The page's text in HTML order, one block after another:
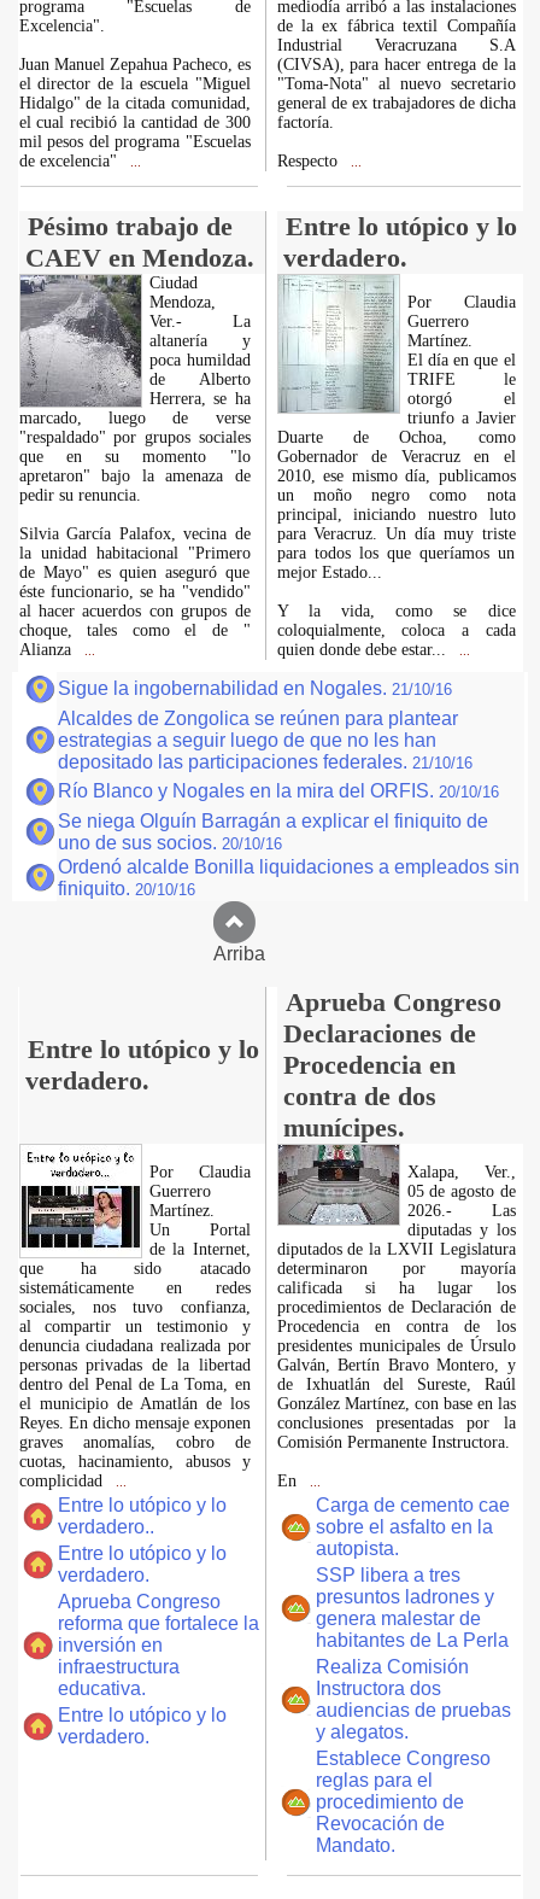
programa "Escuelas de
Excelencia".
Juan Manuel Zepahua Pacheco, es
el director de la escuela "Miguel
Hidalgo" de la citada comunidad,
el cual recibió la cantidad de 300
mil pesos del programa "Escuelas
de excelencia"
mediodía arribó a las instalaciones
de la ex fábrica textil Compañía
Industrial Veracruzana S.A
(CIVSA), para hacer entrega de la
"Toma-Nota" al nuevo secretario
general de ex trabajadores de dicha
factoría.
Respecto
Pésimo trabajo de
CAEV en Mendoza.
Entre lo utópico y lo
verdadero.
Ciudad
Mendoza,
Ver.- La
altanería y
poca humildad
de Alberto
Herrera, se ha
marcado, luego de verse
"respaldado" por grupos sociales
que en su momento "lo
apretaron" bajo la amenaza de
pedir su renuncia.
Silvia García Palafox, vecina de
la unidad habitacional "Primero
de Mayo" es quien aseguró que
éste funcionario, se ha "vendido"
al hacer acuerdos con grupos de
choque, tales como el de "
Alianza
Por Claudia
Guerrero
Martínez.
El día en que el
TRIFE le
otorgó el
triunfo a Javier
Duarte de Ochoa, como
Gobernador de Veracruz en el
2010, ese mismo día, publicamos
un moño negro como nota
principal, iniciando nuestro luto
para Veracruz. Un día muy triste
para todos los que queríamos un
mejor Estado...
Y la vida, como se dice
coloquialmente, coloca a cada
quien donde debe estar...
Sigue la ingobernabilidad en Nogales. 21/10/16
Alcaldes de Zongolica se reúnen para plantear
estrategias a seguir luego de que no les han
depositado las participaciones federales. 21/10/16
Río Blanco y Nogales en la mira del ORFIS. 20/10/16
Se niega Olguín Barragán a explicar el finiquito de
uno de sus socios. 20/10/16
Ordenó alcalde Bonilla liquidaciones a empleados sin
finiquito. 20/10/16
Arriba
Entre lo utópico y lo
verdadero.
Aprueba Congreso
Declaraciones de
Procedencia en
contra de dos
munícipes.
Por Claudia
Guerrero
Martínez.
​Un Portal
de la Internet,
que ha sido atacado
sistemáticamente en redes
sociales, nos tuvo confianza,
al compartir un testimonio y
denuncia ciudadana realizada por
personas privadas de la libertad
dentro del Penal de La Toma, en
el municipio de Amatlán de los
Reyes. En dicho mensaje exponen
graves anomalías, cobro de
cuotas, hacinamiento, abusos y
complicidad
Entre lo utópico y lo
verdadero..
Entre lo utópico y lo
verdadero.
Aprueba Congreso
reforma que fortalece la
inversión en
infraestructura
educativa.
Entre lo utópico y lo
verdadero.
Xalapa, Ver.,
05 de agosto de
2026.- Las
diputadas y los
diputados de la LXVII Legislatura
determinaron por mayoría
calificada si ha lugar los
procedimientos de Declaración de
Procedencia en contra de los
presidentes municipales de Úrsulo
Galván, Bertín Bravo Montero, y
de Ixhuatlán del Sureste, Raúl
González Martínez, con base en las
conclusiones presentadas por la
Comisión Permanente Instructora.
En
Carga de cemento cae
sobre el asfalto en la
autopista.
SSP libera a tres
presuntos ladrones y
genera malestar de
habitantes de La Perla
Realiza Comisión
Instructora dos
audiencias de pruebas
y alegatos.
Establece Congreso
reglas para el
procedimiento de
Revocación de
Mandato.